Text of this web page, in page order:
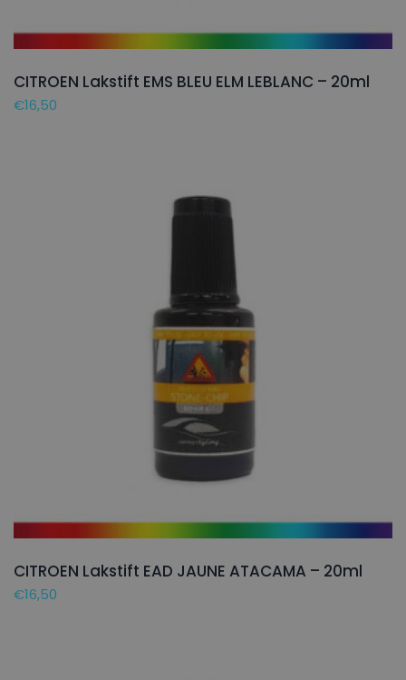
CITROEN Lakstift EMS BLEU ELM LEBLANC – 20ml
€16,50
CITROEN Lakstift EAD JAUNE ATACAMA – 20ml
€16,50